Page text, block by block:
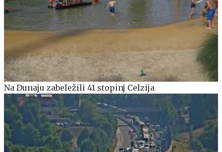
Na Dunaju zabeležili 41 stopinj Celzija